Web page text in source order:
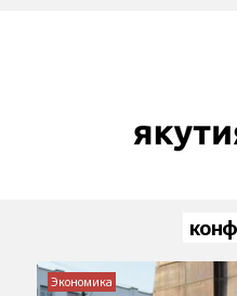
Экономика